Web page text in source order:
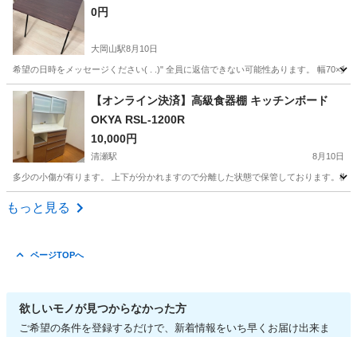
0円
大岡山駅8月10日
希望の日時をメッセージください( . .)" 全員に返信できない可能性あります。 幅70×奥
東京 大田区 大岡山駅 オフィス用家具
【オンライン決済】高級食器棚 キッチンボード
OKYA RSL-1200R
10,000円
清瀬駅 8月10日
多少の小傷が有ります。 上下が分かれますので分離した状態で保管しております。機
東京 東久留米市
もっと見る
ページTOPへ
欲しいモノが見つからなかった方
ご希望の条件を登録するだけで、新着情報をいち早くお届け出来ま